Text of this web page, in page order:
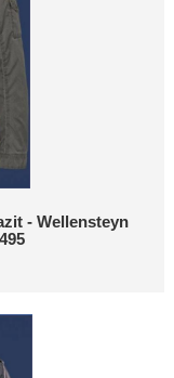
- Wellensteyn